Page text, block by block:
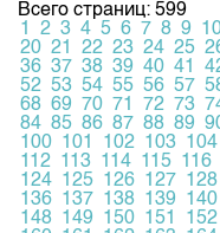
Всего страниц: 599
1
2 3 4 5 6 7 8 9
20 21 22 23 24 25
36 37 38 39 40 41
52 53 54 55 56 57
68 69 70 71 72 73
84 85 86 87 88 89
100 101 102 103 104
112 113 114 115 116
124 125 126 127 128
136 137 138 139 140
148 149 150 151 152